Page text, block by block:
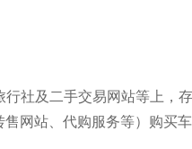
社及二手交易网站等上，
网站、代购服务等）购买